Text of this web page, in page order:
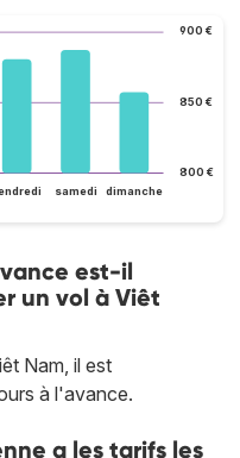
800 €
850 €
900 €
samedi dimanche
est-il
un vol à Viêt
Nam, il est
à l'avance.
a les tarifs les